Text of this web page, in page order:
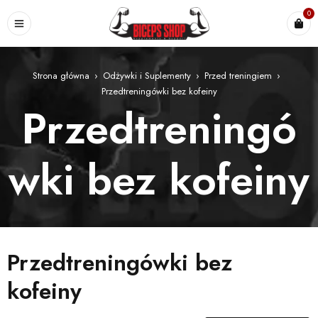
0
Strona główna › Odżywki i Suplementy › Przed treningiem ›
Przedtreningówki bez kofeiny
Przedtreningó
wki bez kofeiny
Przedtreningówki bez
kofeiny